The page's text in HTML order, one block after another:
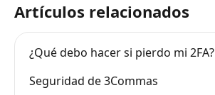
Artículos relacionados
¿Qué debo hacer si pierdo mi 2FA?
Seguridad de 3Commas